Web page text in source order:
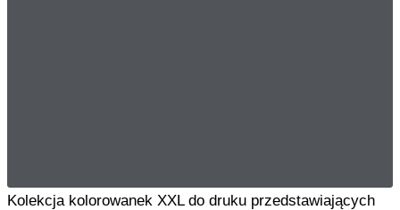
Kolekcja kolorowanek XXL do druku przedstawiających